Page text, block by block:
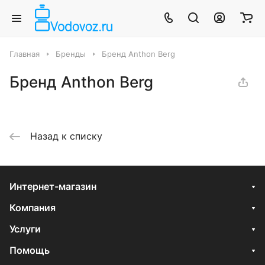
Главная Бренды Бренд Anthon Berg
Бренд Anthon Berg
Назад к списку
Интернет-магазин
Компания
Услуги
Помощь